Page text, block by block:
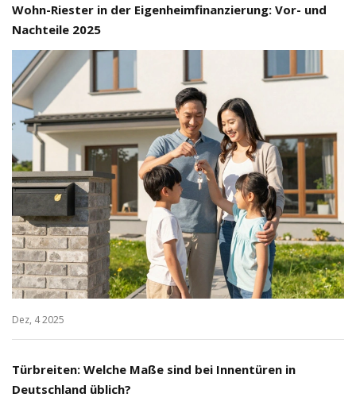
Wohn-Riester in der Eigenheimfinanzierung: Vor- und
Nachteile 2025
Dez, 4 2025
Türbreiten: Welche Maße sind bei Innentüren in
Deutschland üblich?